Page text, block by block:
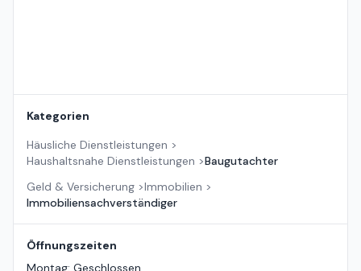
Kategorien
Häusliche Dienstleistungen >
Haushaltsnahe Dienstleistungen >Baugutachter
Geld & Versicherung >Immobilien >
Immobiliensachverständiger
Öffnungszeiten
Montag: Geschlossen